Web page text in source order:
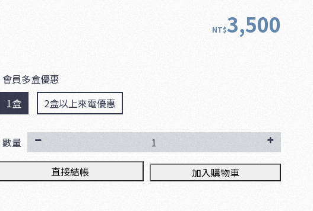
NT$3,500
會員多盒優惠
1盒
2盒以上來電優惠
數量
直接結帳 加入購物車